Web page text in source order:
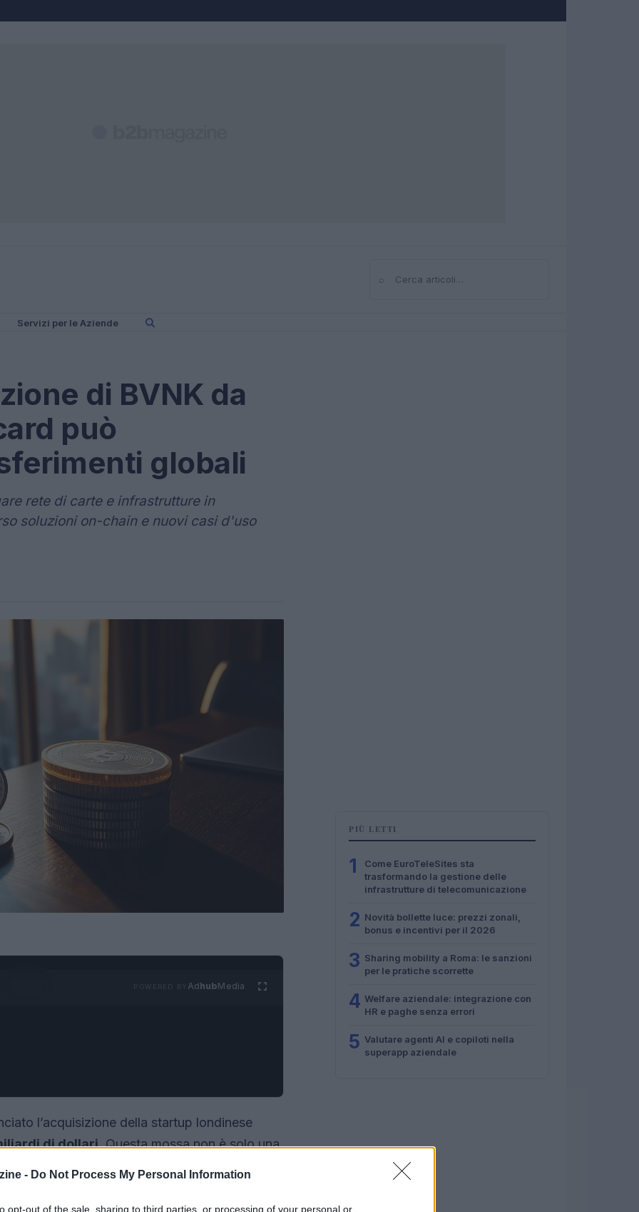
- Do Not Process My Personal Information
opt-out of the sale, sharing to third parties, or processing of your personal or
⌕Cerca
Servizi per le Aziende
di BVNK da
può
globali
rete di carte e infrastrutture in
soluzioni on-chain e nuovi casi d'uso
AdhubMedia
l’acquisizione della startup londinese
di dollari. Questa mossa non è solo una
storico dei pagamenti di inserirsi nella
dove le
Il passaggio mette in luce la
PIÙ LETTI
1
Come EuroTeleSites sta
trasformando la gestione delle
infrastrutture di telecomunicazione
2 Novità bollette luce: prezzi zonali,
bonus e incentivi per il 2026
3 Sharing mobility a Roma: le sanzioni
per le pratiche scorrette
4 Welfare aziendale: integrazione con
HR e paghe senza errori
5 Valutare agenti AI e copiloti nella
superapp aziendale